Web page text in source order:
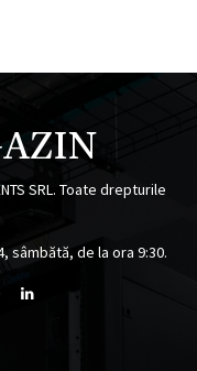
SRL. Toate drepturile
sâmbătă, de la ora 9:30.